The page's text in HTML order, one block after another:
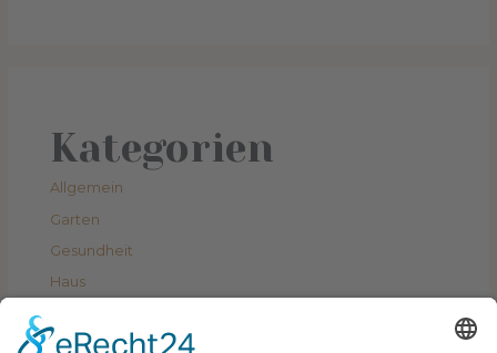
Kategorien
Allgemein
Garten
Gesundheit
Haus